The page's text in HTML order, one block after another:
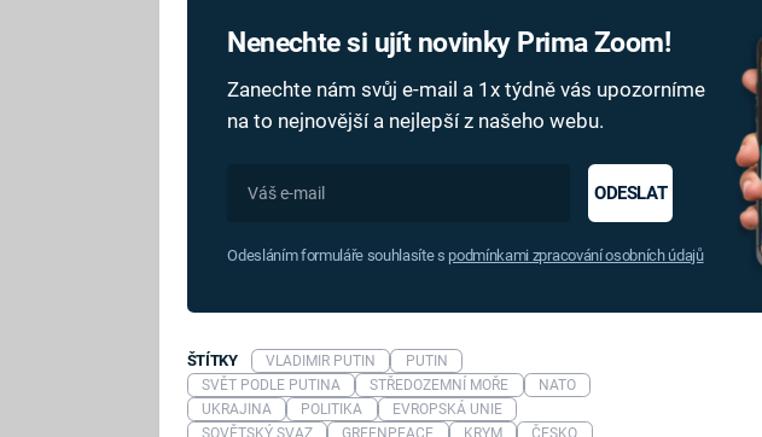
Nenechte si ujít novinky Prima Zoom!
Zanechte nám svůj e-mail a 1x týdně vás upozorníme
na to nejnovější a nejlepší z našeho webu.
ODESLAT
Odesláním formuláře souhlasíte s podmínkami zpracování osobních údajů
ŠTÍTKY VLADIMIR PUTIN
PUTIN
SVĚT PODLE PUTINA
STŘEDOZEMNÍ MOŘE
NATO
UKRAJINA
POLITIKA
EVROPSKÁ UNIE
SOVĚTSKÝ SVAZ
GREENPEACE KRYM ČESKO